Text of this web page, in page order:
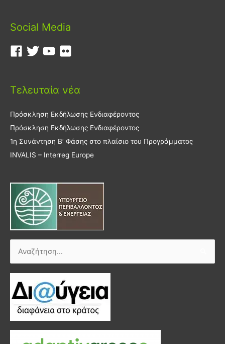
Social Media
Τελευταία νέα
Πρόσκληση Εκδήλωσης Ενδιαφέροντος
Πρόσκληση Εκδήλωσης Ενδιαφέροντος
1η Συνάντηση Β’ Φάσης στο πλαίσιο του Προγράμματος
INVALIS – Interreg Europe
Αναζήτηση